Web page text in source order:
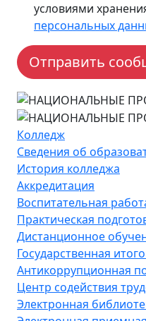
условиями
персональных
Колледж
Сведения об
История колледжа
Аккредитация
Воспитательная
Практическая
Дистанционное
Государственная
Антикоррупционная
Центр содействия
Электронная